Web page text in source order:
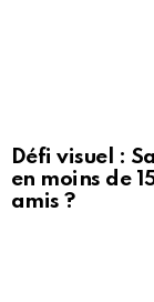
Défi visuel :
en moins de
amis ?